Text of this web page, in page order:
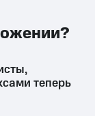
теперь